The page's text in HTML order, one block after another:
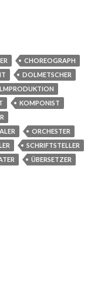
CHOREOGRAPH
DOLMETSCHER
KOMPONIST
ORCHESTER
SCHRIFTSTELLER
ÜBERSETZER